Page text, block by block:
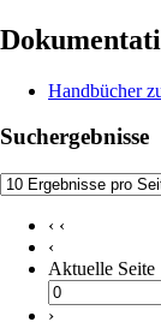
Handbücher
Suchergebnisse
‹ ‹
‹
Aktuelle Seite
›